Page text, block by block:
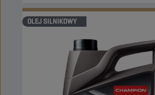
OLEJ SILNIKOWY